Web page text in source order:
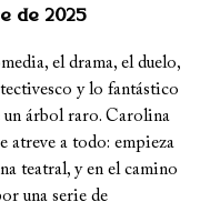
de 2025
el drama, el duelo,
y lo fantástico
un árbol raro. Carolina
atreve a todo: empieza
teatral, y en el camino
una serie de